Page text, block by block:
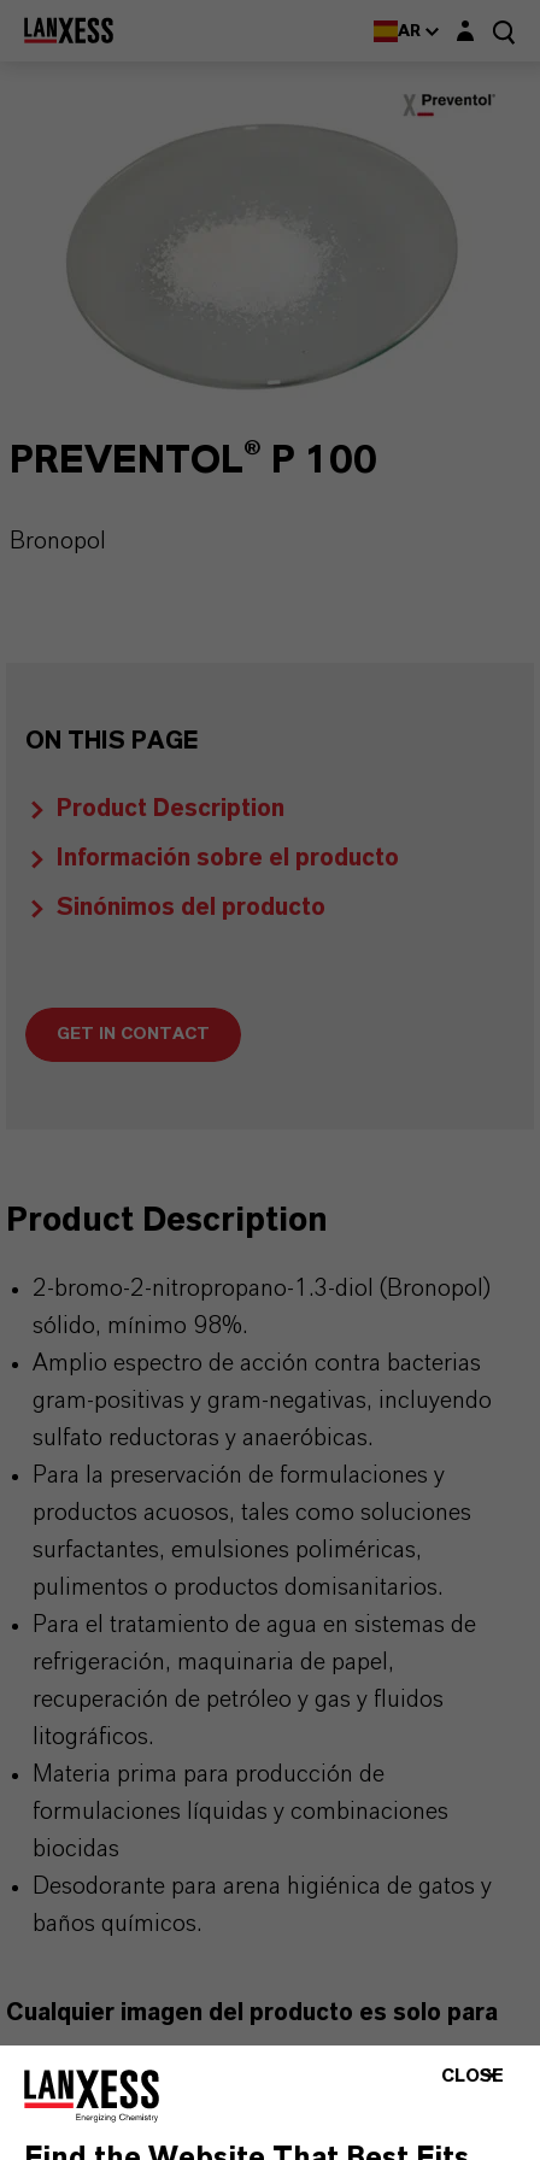
AR Login layer
PREVENTOL® P 100
Bronopol
ON THIS PAGE
Product Description
Información sobre el producto
Sinónimos del producto
GET IN CONTACT
Product Description
2-bromo-2-nitropropano-1.3-diol (Bronopol)
sólido, mínimo 98%.
Amplio espectro de acción contra bacterias
gram-positivas y gram-negativas, incluyendo
sulfato reductoras y anaeróbicas.
Para la preservación de formulaciones y
productos acuosos, tales como soluciones
surfactantes, emulsiones poliméricas,
pulimentos o productos domisanitarios.
Para el tratamiento de agua en sistemas de
refrigeración, maquinaria de papel,
recuperación de petróleo y gas y fluidos
litográficos.
Materia prima para producción de
formulaciones líquidas y combinaciones
biocidas
Desodorante para arena higiénica de gatos y
baños químicos.
Cualquier imagen del producto es solo para
segura. Lea siempre la etiqueta y la
información del producto antes de utilizarlo.
CLOSE